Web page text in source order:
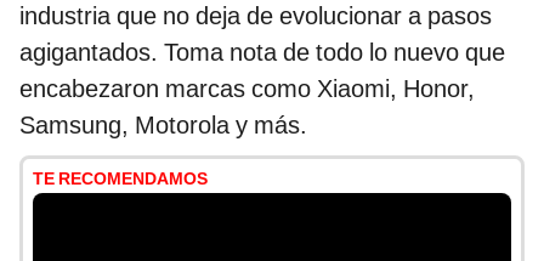
industria que no deja de evolucionar a pasos
agigantados. Toma nota de todo lo nuevo que
encabezaron marcas como Xiaomi, Honor,
Samsung, Motorola y más.
TE RECOMENDAMOS